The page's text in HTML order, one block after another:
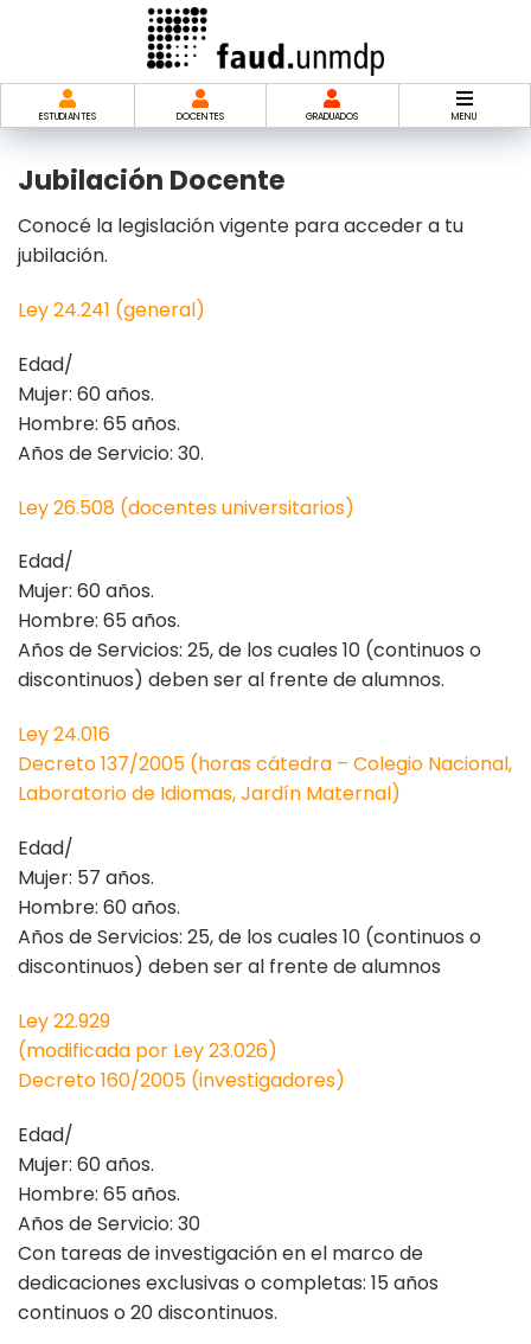
ESTUDIANTES DOCENTES GRADUADOS MENU
Jubilación Docente
Conocé la legislación vigente para acceder a tu
jubilación.
Ley 24.241 (general)
Edad/
Mujer: 60 años.
Hombre: 65 años.
Años de Servicio: 30.
Ley 26.508 (docentes universitarios)
Edad/
Mujer: 60 años.
Hombre: 65 años.
Años de Servicios: 25, de los cuales 10 (continuos o
discontinuos) deben ser al frente de alumnos.
Ley 24.016
Decreto 137/2005 (horas cátedra – Colegio Nacional,
Laboratorio de Idiomas, Jardín Maternal)
Edad/
Mujer: 57 años.
Hombre: 60 años.
Años de Servicios: 25, de los cuales 10 (continuos o
discontinuos) deben ser al frente de alumnos
Ley 22.929
(modificada por Ley 23.026)
Decreto 160/2005 (investigadores)
Edad/
Mujer: 60 años.
Hombre: 65 años.
Años de Servicio: 30
Con tareas de investigación en el marco de
dedicaciones exclusivas o completas: 15 años
continuos o 20 discontinuos.